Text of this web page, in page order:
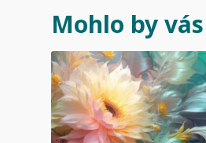
Mohlo by